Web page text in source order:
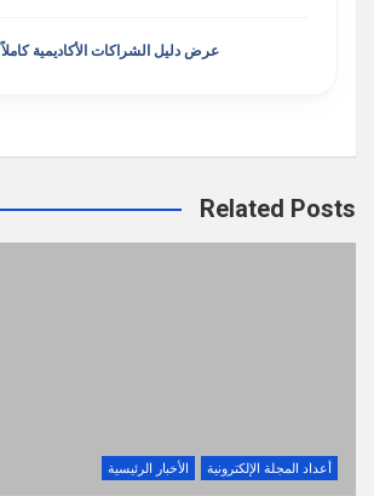
عرض دليل الشراكات الأكاديمية كاملاً
Related Posts
أعداد المجلة الإلكترونية الأخبار الرئيسية